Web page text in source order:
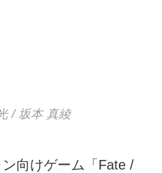
/ 坂本 真綾
向けゲーム「Fate /